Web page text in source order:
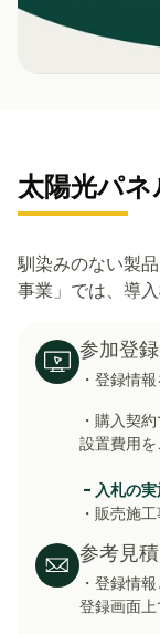
太陽光パ
馴染みのない製
事業」では、導
参加登
・登録情
・購入契
設置費用
- 入札の
・販売施
参考見
・登録情
登録画面